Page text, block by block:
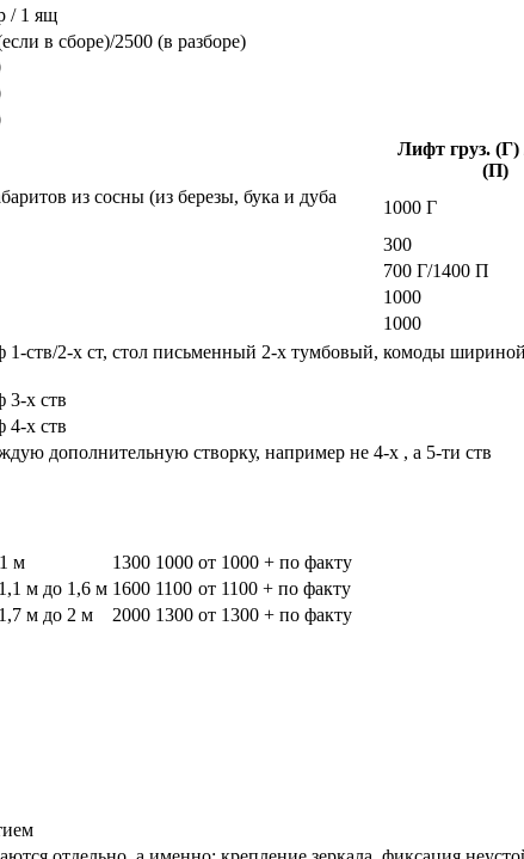
/ 1 ящ
в сборе)/2500 (в разборе)
Лифт груз. (Г)
(П)
из сосны (из березы, бука и дуба
1000 Г
300
700 Г/1400 П
1000
1000
ств/2-х ст, стол письменный 2-х тумбовый, комоды
х ств
х ств
дополнительную створку, например не 4-х , а 5-ти ств
м 1300 1000 от 1000 + по факту
м до 1,6 м 1600 1100 от 1100 + по факту
м до 2 м
2000 1300 от 1300 + по факту